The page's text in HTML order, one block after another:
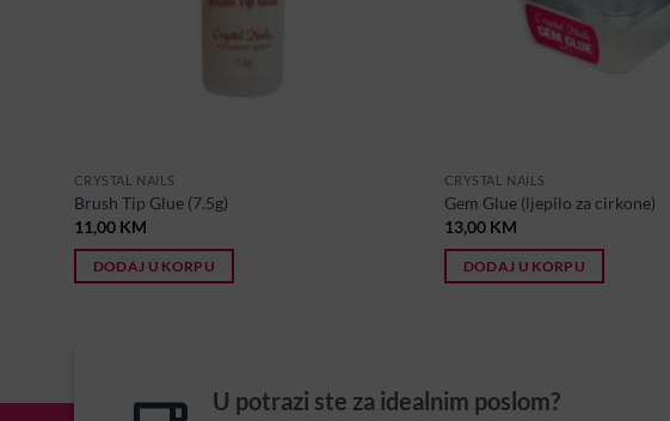
CRYSTAL NAILS
Brush Tip Glue (7.5g)
11,00 KM
DODAJ U KORPU
CRYSTAL NAILS
Gem Glue (ljepilo za cirkone)
13,00 KM
DODAJ U KORPU
U potrazi ste za idealnim poslom?